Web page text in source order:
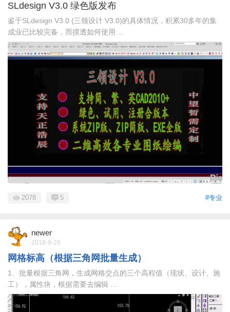
SLdesign V3.0 绿色版发布
鉴于SLdesign V3.0 (三领设计 V3.0)的具体情况，积累30多年的集
成业已比较完备，而摸透如何使用 ...
#专业
2078 5
newer
2018-9-26
网格标高（根据三角网批量生成）
1、批量根据三角网，生成网格交点的三个高程值（现状、设计、施
工），属性块，根据需要去编辑 ...